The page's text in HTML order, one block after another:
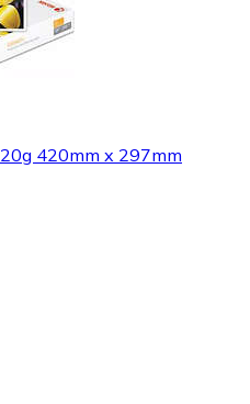
420mm x 297mm